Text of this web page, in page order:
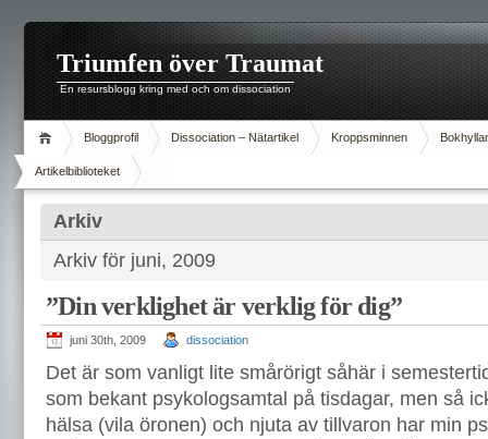
Triumfen över Traumat
En resursblogg kring med och om dissociation
Bloggprofil Dissociation – Nätartikel Kroppsminnen
Artikelbiblioteket
Arkiv
Arkiv för juni, 2009
”Din verklighet är verklig för dig”
juni 30th, 2009 dissociation
Det är som vanligt lite smårörigt såhär i
som bekant psykologsamtal på tisdagar, men så
hälsa (vila öronen) och njuta av tillvaron har min